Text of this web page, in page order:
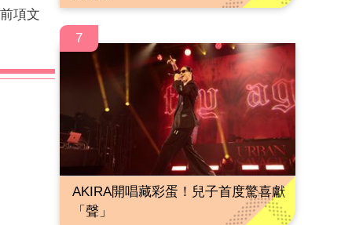
項文
7
AKIRA開唱藏彩蛋！兒子首度驚喜獻
「聲」